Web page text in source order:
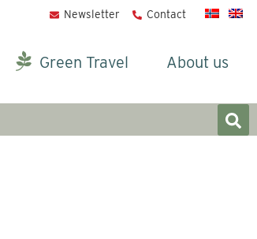
Newsletter Contact
Green Travel About us